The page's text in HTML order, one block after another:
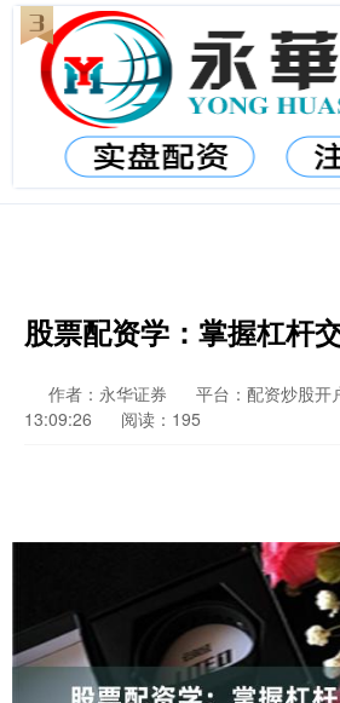
股票配资学：掌握杠杆
作者：永华证券 平台：配资炒股开
13:09:26
阅读：195